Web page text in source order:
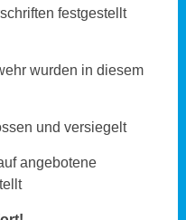
festgestellt
wurden in diesem
und versiegelt
angebotene